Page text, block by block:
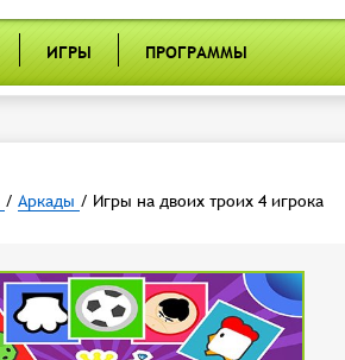
ИГРЫ ПРОГРАММЫ
/ Аркады / Игры на двоих троих 4 игрока